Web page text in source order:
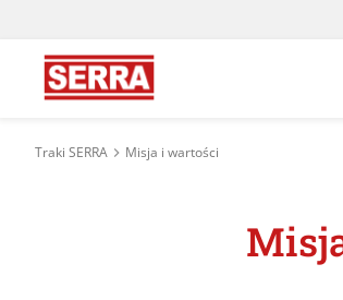
Traki SERRA Misja i wartości